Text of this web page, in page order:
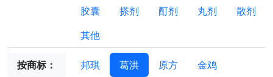
胶囊
搽剂 酊剂 丸剂
散剂
其他
按商标： 邦琪 葛洪 原方
金鸡